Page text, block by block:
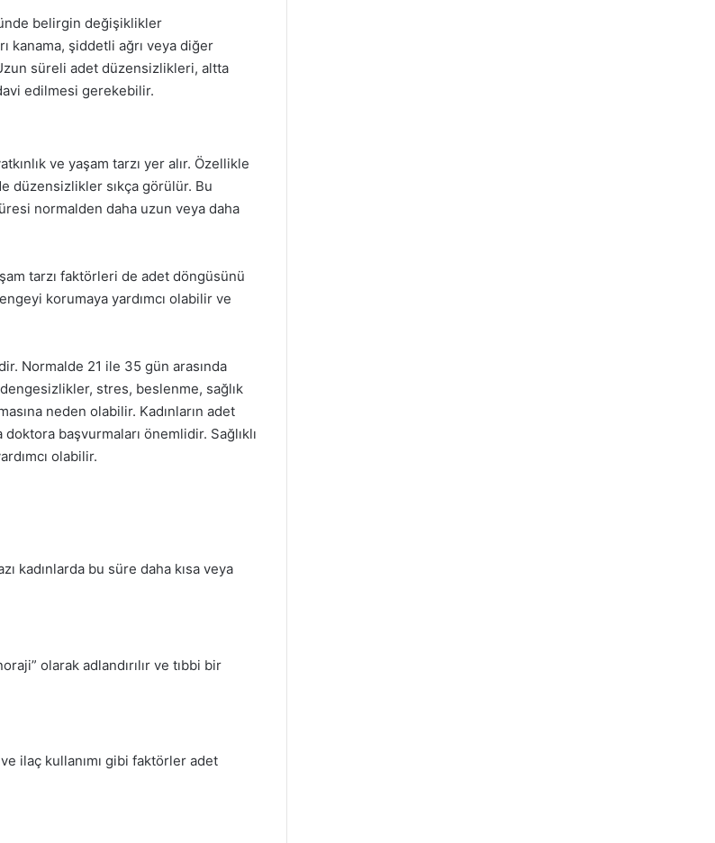
belirgin değişiklikler
kanama, şiddetli ağrı veya diğer
süreli adet düzensizlikleri, altta
edilmesi gerekebilir.
ve yaşam tarzı yer alır. Özellikle
düzensizlikler sıkça görülür. Bu
normalden daha uzun veya daha
tarzı faktörleri de adet döngüsünü
korumaya yardımcı olabilir ve
Normalde 21 ile 35 gün arasında
stres, beslenme, sağlık
neden olabilir. Kadınların adet
başvurmaları önemlidir. Sağlıklı
olabilir.
kadınlarda bu süre daha kısa veya
olarak adlandırılır ve tıbbi bir
ilaç kullanımı gibi faktörler adet